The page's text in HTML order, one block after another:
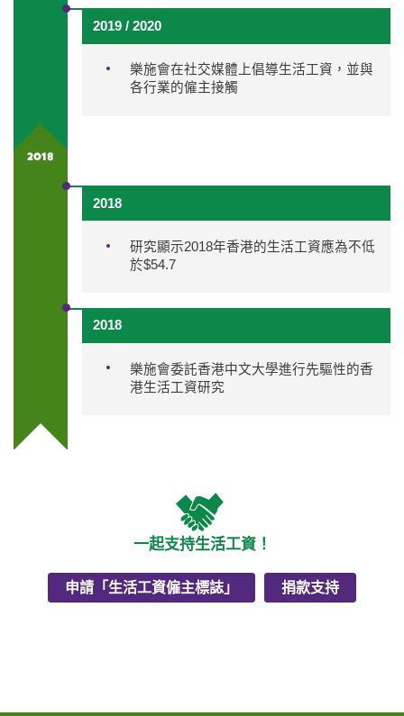
2019 / 2020
樂施會在社交媒體上倡導生活工資，並與
各行業的僱主接觸
2018
2018
研究顯示2018年香港的生活工資應為不低
於$54.7
2018
樂施會委託香港中文大學進行先驅性的香
港生活工資研究
一起支持生活工資！
申請「生活工資僱主標誌」 捐款支持